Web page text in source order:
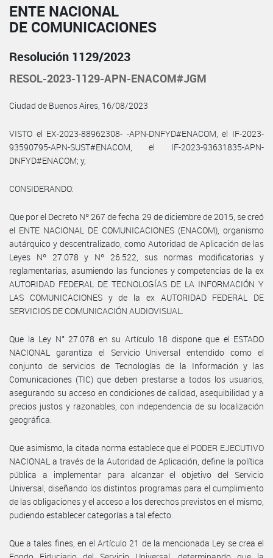
ENTE NACIONAL
DE COMUNICACIONES
Resolución 1129/2023
RESOL-2023-1129-APN-ENACOM#JGM
Ciudad de Buenos Aires, 16/08/2023
VISTO el EX-2023-88962308- -APN-DNFYD#ENACOM, el IF-2023-
93590795-APN-SUST#ENACOM, el IF-2023-93631835-APN-
DNFYD#ENACOM; y,
CONSIDERANDO:
Que por el Decreto Nº 267 de fecha 29 de diciembre de 2015, se creó
el ENTE NACIONAL DE COMUNICACIONES (ENACOM), organismo
autárquico y descentralizado, como Autoridad de Aplicación de las
Leyes Nº 27.078 y Nº 26.522, sus normas modificatorias y
reglamentarias, asumiendo las funciones y competencias de la ex
AUTORIDAD FEDERAL DE TECNOLOGÍAS DE LA INFORMACIÓN Y
LAS COMUNICACIONES y de la ex AUTORIDAD FEDERAL DE
SERVICIOS DE COMUNICACIÓN AUDIOVISUAL.
Que la Ley N° 27.078 en su Artículo 18 dispone que el ESTADO
NACIONAL garantiza el Servicio Universal entendido como el
conjunto de servicios de Tecnologías de la Información y las
Comunicaciones (TIC) que deben prestarse a todos los usuarios,
asegurando su acceso en condiciones de calidad, asequibilidad y a
precios justos y razonables, con independencia de su localización
geográfica.
Que asimismo, la citada norma establece que el PODER EJECUTIVO
NACIONAL a través de la Autoridad de Aplicación, define la política
pública a implementar para alcanzar el objetivo del Servicio
Universal, diseñando los distintos programas para el cumplimiento
de las obligaciones y el acceso a los derechos previstos en el mismo,
pudiendo establecer categorías a tal efecto.
Que a tales fines, en el Artículo 21 de la mencionada Ley se crea el